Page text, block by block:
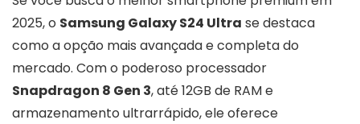
2025, o Samsung Galaxy S24 Ultra se destaca
como a opção mais avançada e completa do
mercado. Com o poderoso processador
Snapdragon 8 Gen 3, até 12GB de RAM e
armazenamento ultrarrápido, ele oferece